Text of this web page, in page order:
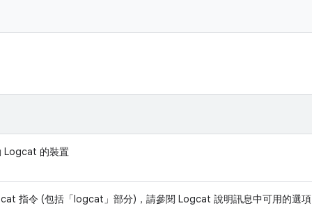
Logcat 的裝置
指令 (包括「logcat」部分)，請參閱 Logcat 說明訊息中可用的選項